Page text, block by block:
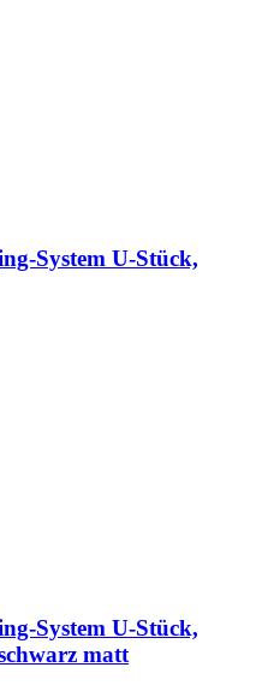
System U-Stück,
System U-Stück,
matt